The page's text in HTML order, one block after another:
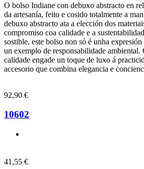
O bolso Indiane con debuxo abstracto en
da artesanía, feito e cosido totalmente a
debuxo abstracto ata a elección dos
compromiso coa calidade e a
sostible, este bolso non só é unha
un exemplo de responsabilidade
calidade engade un toque de luxo á
accesorio que combina elegancia e
92,90 €
10602
41,55 €